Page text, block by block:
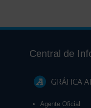
Central de
GRÁFICA
Agente Oficial